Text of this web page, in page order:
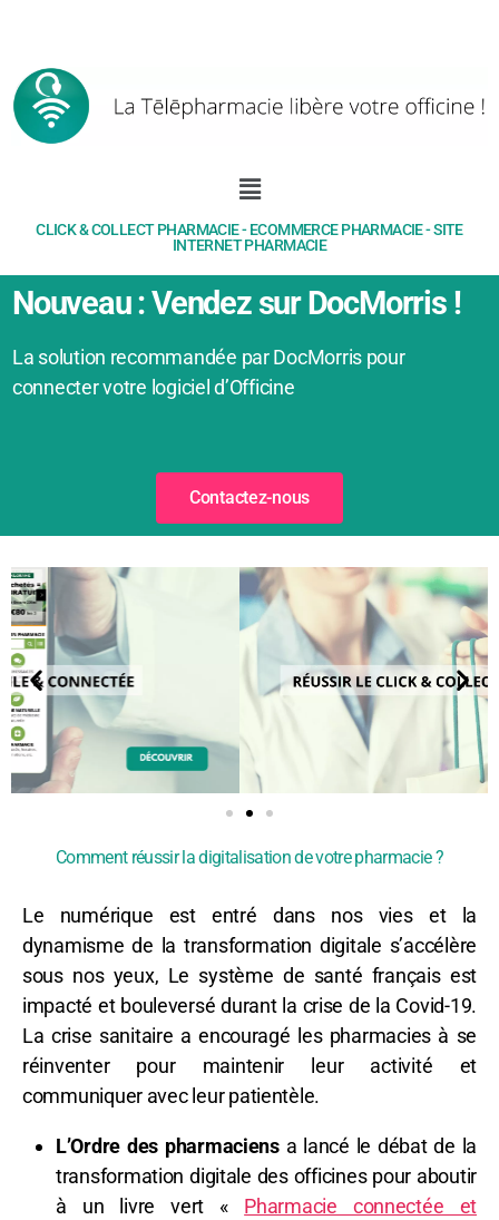
CLICK & COLLECT PHARMACIE - ECOMMERCE PHARMACIE - SITE
INTERNET PHARMACIE
Nouveau : Vendez sur DocMorris !
La solution recommandée par DocMorris pour
connecter votre logiciel d’Officine
Contactez-nous
Comment réussir la digitalisation de votre pharmacie ?
Le numérique est entré dans nos vies et la
dynamisme de la transformation digitale s’accélère
sous nos yeux, Le système de santé français est
impacté et bouleversé durant la crise de la Covid-19.
La crise sanitaire a encouragé les pharmacies à se
réinventer pour maintenir leur activité et
communiquer avec leur patientèle.
L’Ordre des pharmaciensa lancé le débat de la
transformation digitale des officines pour aboutir
à un livre vert « Pharmacie connectée et